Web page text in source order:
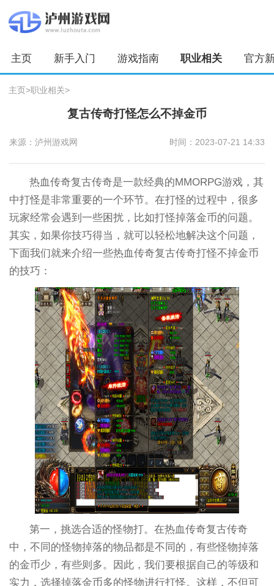
主页 新手入门 游戏指南 职业相关 官方
主页>职业相关>
复古传奇打怪怎么不掉金币
来源：泸州游戏网 时间：2023-07-21 14:33
热血传奇复古传奇是一款经典的MMORPG游戏，其
中打怪是非常重要的一个环节。在打怪的过程中，很多
玩家经常会遇到一些困扰，比如打怪掉落金币的问题。
其实，如果你技巧得当，就可以轻松地解决这个问题，
下面我们就来介绍一些热血传奇复古传奇打怪不掉金币
的技巧：
第一，挑选合适的怪物打。在热血传奇复古传奇
中，不同的怪物掉落的物品都是不同的，有些怪物掉落
的金币少，有些则多。因此，我们要根据自己的等级和
实力，选择掉落金币多的怪物进行打怪。这样，不但可